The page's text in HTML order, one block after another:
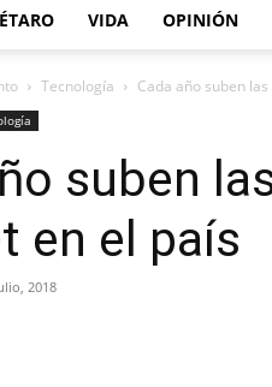
VIDA OPINIÓN
Tecnología Cada año suben
suben
en el país
2018